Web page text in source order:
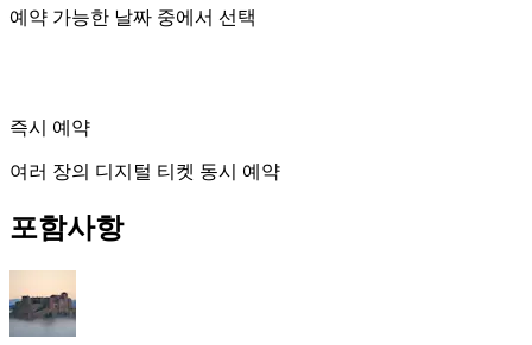
예약 가능한 날짜 중에서 선택
즉시 예약
여러 장의 디지털 티켓 동시 예약
포함사항